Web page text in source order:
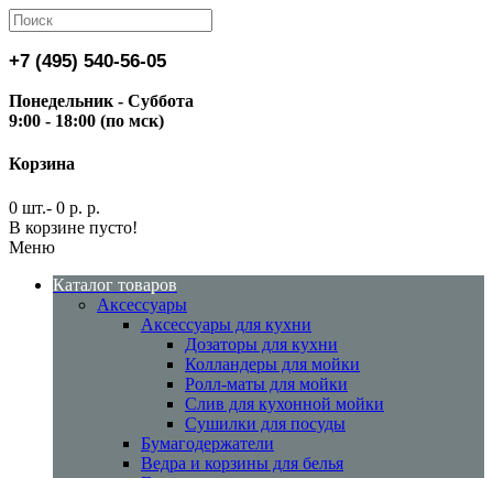
+7 (495) 540-56-05
Понедельник - Суббота
9:00 - 18:00 (по мск)
Корзина
0 шт.- 0 р. р.
В корзине пусто!
Меню
Каталог товаров
Аксессуары
Аксессуары для кухни
Дозаторы для кухни
Колландеры для мойки
Ролл-маты для мойки
Слив для кухонной мойки
Сушилки для посуды
Бумагодержатели
Ведра и корзины для белья